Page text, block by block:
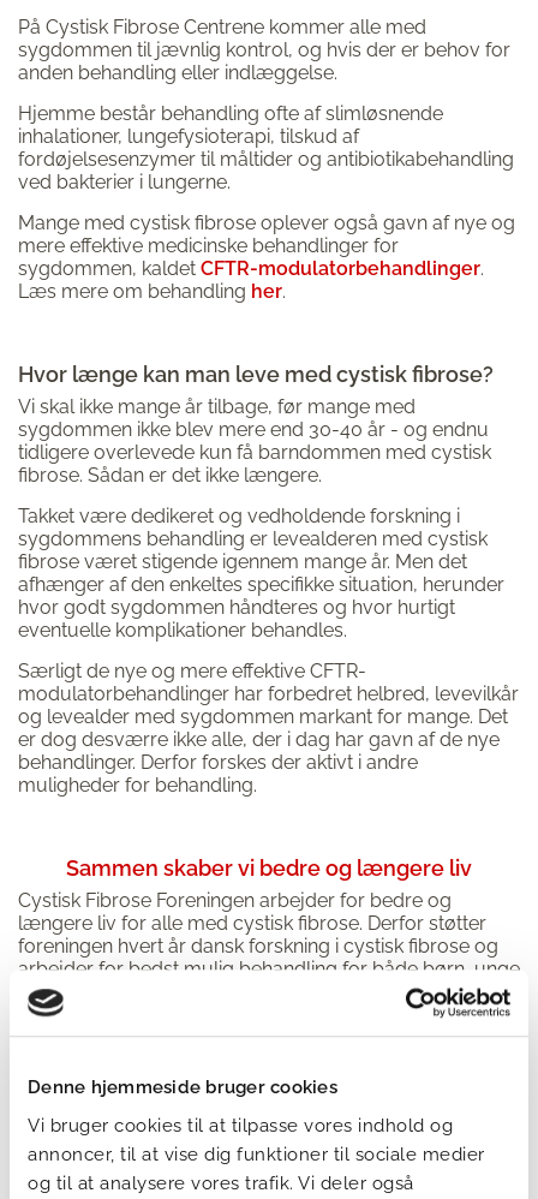
Denne hjemmeside bruger cookies
Vi bruger cookies til at tilpasse vores indhold og
annoncer, til at vise dig funktioner til sociale medier
og til at analysere vores trafik. Vi deler også
På Cystisk Fibrose Centrene kommer alle med
sygdommen til jævnlig kontrol, og hvis der er behov for
anden behandling eller indlæggelse.
Hjemme består behandling ofte af slimløsnende
inhalationer, lungefysioterapi, tilskud af
fordøjelsesenzymer til måltider og antibiotikabehandling
ved bakterier i lungerne.
Mange med cystisk fibrose oplever også gavn af nye og
mere effektive medicinske behandlinger for
sygdommen, kaldet CFTR-modulatorbehandlinger.
Læs mere om behandling her.
Hvor længe kan man leve med cystisk fibrose?
Vi skal ikke mange år tilbage, før mange med
sygdommen ikke blev mere end 30-40 år - og endnu
tidligere overlevede kun få barndommen med cystisk
fibrose. Sådan er det ikke længere.
Takket være dedikeret og vedholdende forskning i
sygdommens behandling er levealderen med cystisk
fibrose været stigende igennem mange år. Men det
afhænger af den enkeltes specifikke situation, herunder
hvor godt sygdommen håndteres og hvor hurtigt
eventuelle komplikationer behandles.
Særligt de nye og mere effektive CFTR-
modulatorbehandlinger har forbedret helbred, levevilkår
og levealder med sygdommen markant for mange. Det
er dog desværre ikke alle, der i dag har gavn af de nye
behandlinger. Derfor forskes der aktivt i andre
muligheder for behandling.
Sammen skaber vi bedre og længere liv
Cystisk Fibrose Foreningen arbejder for bedre og
længere liv for alle med cystisk fibrose. Derfor støtter
foreningen hvert år dansk forskning i cystisk fibrose og
arbejder for bedst mulig behandling for både børn, unge
og voksne med cystisk fibrose. Vi tilbyder også støtte og
rådgivning til personer med cystisk fibrose og deres
pårørende.
Det kan vi kun takket være støtte fra privatpersoner,
virksomheder og fonde. Vil du også hjælpe?
Giv et bidrag i dag